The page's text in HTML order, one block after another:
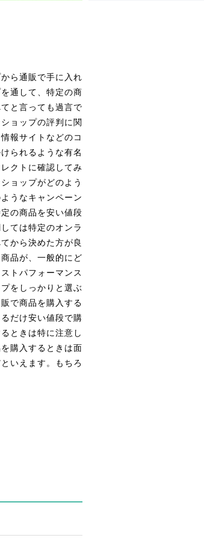
ら通販で手に入れ
通して、特定の商
と言っても過言で
ョップの評判に関
報サイトなどのコ
られるような有名
クトに確認してみ
ョップがどのよう
うなキャンペーン
の商品を安い値段
ては特定のオンラ
から決めた方が良
品が、一般的にど
トパフォーマンス
をしっかりと選ぶ
で商品を購入する
だけ安い値段で購
ときは特に注意し
購入するときは面
いえます。もちろ